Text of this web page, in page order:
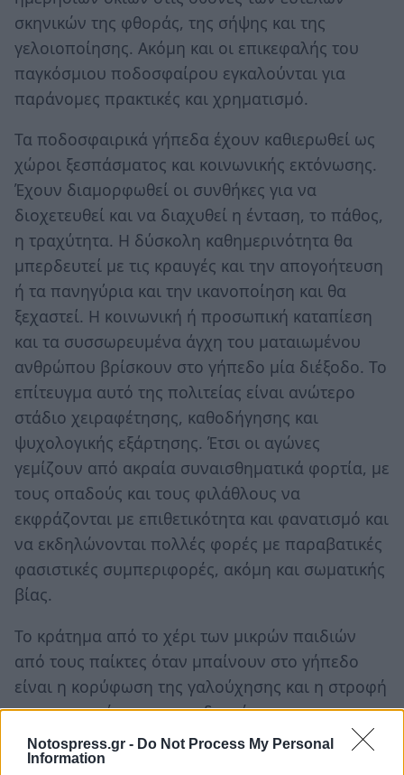
Notospress.gr - Do Not Process My Personal
Information
σκηνικών της φθοράς, της σήψης και της
γελοιοποίησης. Ακόμη και οι επικεφαλής του
παγκόσμιου ποδοσφαίρου εγκαλούνται για
παράνομες πρακτικές και χρηματισμό.
Τα ποδοσφαιρικά γήπεδα έχουν καθιερωθεί ως
χώροι ξεσπάσματος και κοινωνικής εκτόνωσης.
Έχουν διαμορφωθεί οι συνθήκες για να
διοχετευθεί και να διαχυθεί η ένταση, το πάθος,
η τραχύτητα. Η δύσκολη καθημερινότητα θα
μπερδευτεί με τις κραυγές και την απογοήτευση
ή τα πανηγύρια και την ικανοποίηση και θα
ξεχαστεί. Η κοινωνική ή προσωπική καταπίεση
και τα συσσωρευμένα άγχη του ματαιωμένου
ανθρώπου βρίσκουν στο γήπεδο μία διέξοδο. Το
επίτευγμα αυτό της πολιτείας είναι ανώτερο
στάδιο χειραφέτησης, καθοδήγησης και
ψυχολογικής εξάρτησης. Έτσι οι αγώνες
γεμίζουν από ακραία συναισθηματικά φορτία, με
τους οπαδούς και τους φιλάθλους να
εκφράζονται με επιθετικότητα και φανατισμό και
να εκδηλώνονται πολλές φορές με παραβατικές
φασιστικές συμπεριφορές, ακόμη και σωματικής
βίας.
Το κράτημα από το χέρι των μικρών παιδιών
από τους παίκτες όταν μπαίνουν στο γήπεδο
είναι η κορύφωση της γαλούχησης και η στροφή
της προσοχής και του ενδιαφέροντος προς την
ουτοπία και την παραπλάνηση. Η καθοδήγηση
αυτή είναι εγκληματική συμπεριφορά πολιτείας-